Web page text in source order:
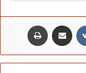
مشاركة عبر البريد